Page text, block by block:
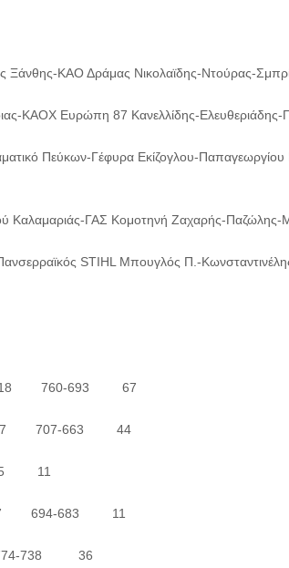
Ξάνθης-ΚΑΟ Δράμας Νικολαϊδης-Ντούρας-
ΚΑΟΧ Ευρώπη 87 Κανελλίδης-Ελευθεριάδης-
Πεύκων-Γέφυρα Εκίζογλου-
Καλαμαριάς-ΓΑΣ Κομοτηνή Ζαχαρής-Παζώλης-
STIHL Μπουγλός Π.-
18 760-693 67
17 707-663 44
11
17 694-683 11
738 36